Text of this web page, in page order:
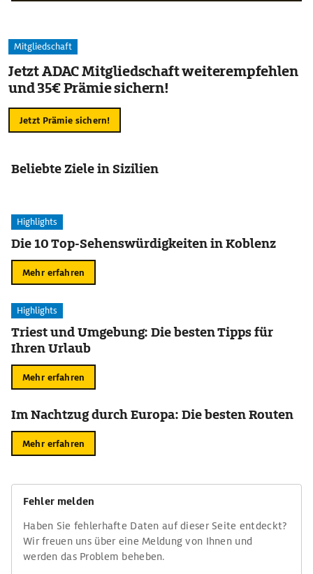
Mitgliedschaft
Jetzt ADAC Mitgliedschaft weiterempfehlen
und 35€ Prämie sichern!
Jetzt Prämie sichern!
Beliebte Ziele in Sizilien
Highlights
Die 10 Top-Sehenswürdigkeiten in Koblenz
Mehr erfahren
Highlights
Triest und Umgebung: Die besten Tipps für
Ihren Urlaub
Mehr erfahren
Im Nachtzug durch Europa: Die besten Routen
Mehr erfahren
Fehler melden
Haben Sie fehlerhafte Daten auf dieser Seite entdeckt?
Wir freuen uns über eine Meldung von Ihnen und
werden das Problem beheben.